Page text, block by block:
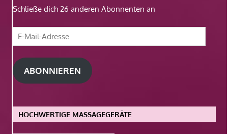
Schließe dich 26 anderen Abonnenten an
E-
Mail-
Adresse
ABONNIEREN
HOCHWERTIGE MASSAGEGERÄTE